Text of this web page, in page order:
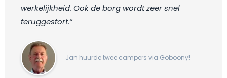
werkelijkheid. Ook de borg wordt zeer snel
teruggestort.“
Jan huurde twee campers via Goboony!